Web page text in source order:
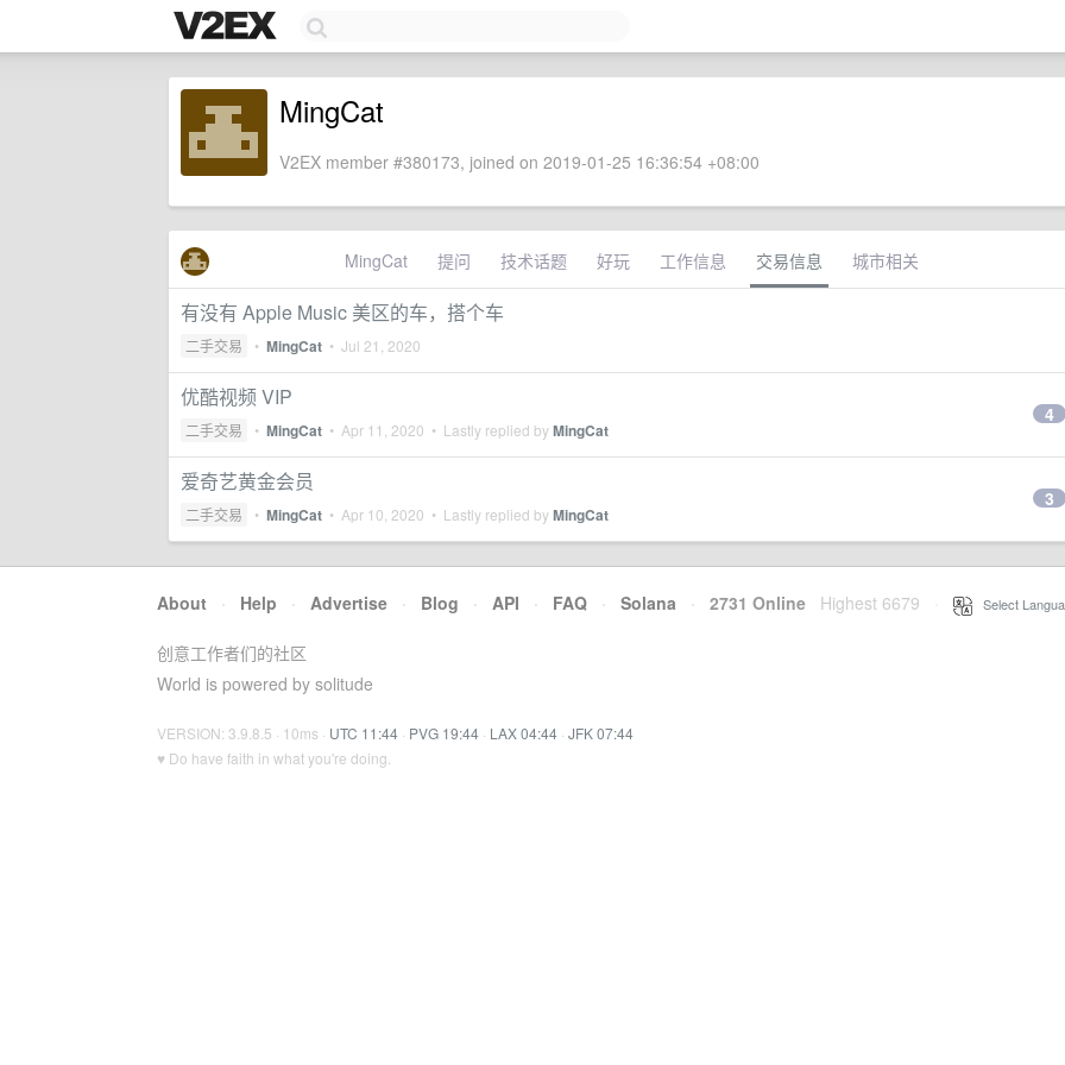
MingCat
V2EX member #380173, joined on 2019-01-25 16:36:54 +08:00
MingCat 提问 技术话题 好玩 工作信息 交易信息 城市相关
有没有 Apple Music 美区的车，搭个车
二手交易 • MingCat • Jul 21, 2020
优酷视频 VIP
二手交易 • MingCat • Apr 11, 2020 • Lastly replied byMingCat
4
爱奇艺黄金会员
二手交易 • MingCat • Apr 10, 2020 • Lastly replied byMingCat
3
About · Help · Advertise · Blog · API · FAQ · Solana · 2731 Online Highest 6679 Select
创意工作者们的社区
World is powered by solitude
VERSION: 3.9.8.5 · 10ms · UTC 11:44 · PVG 19:44 · LAX 04:44 · JFK 07:44
♥ Do have faith in what you're doing.